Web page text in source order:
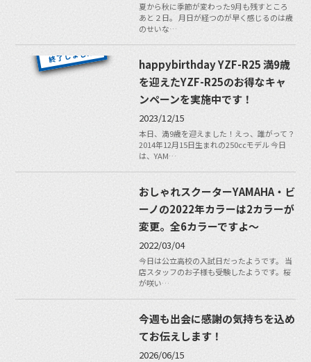
夏から秋に季節が変わった9月も残すところ
あと２日。 月日が経つのが早く感じるのは歳
のせいな…
happybirthday YZF-R25 満9歳
を迎えたYZF-R25のお得なキャ
ンペーンを実施中です！
2023/12/15
本日、満9歳を迎えました！えっ、誰がって？
2014年12月15日生まれの250ccモデル 今日
は、YAM…
おしゃれスクーターYAMAHA・ビ
ーノの2022年カラーは2カラーが
変更。全6カラーですよ〜
2022/03/04
今日は公立高校の入試日だったようです。 当
店スタッフのお子様も受験したようです。桜
が咲い…
今週も出会に感謝の気持ちを込め
てお伝えします！
2026/06/15